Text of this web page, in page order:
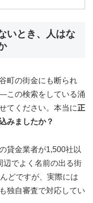
いとき、人はな
町の街金にも断られ
この検索をしている涌
てください。本当に正
みましたか？
貸金業者が1,500社以
辺でよく名前の出る街
どですが、実際には
独自審査で対応してい